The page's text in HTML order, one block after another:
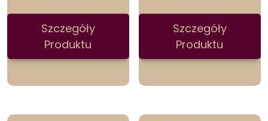
Szczegóły
Produktu
Szczegóły
Produktu